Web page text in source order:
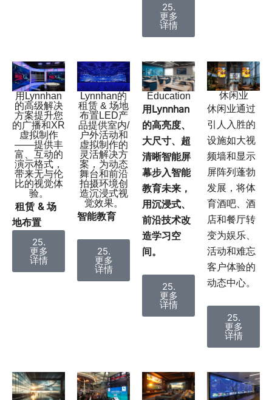
25.
更多
详情
用Lynnhan
的高级解决
方案提升您
的广播和XR
虚拟制作
——提供丰
富、互动的
演示格式，
带来无与伦
比的视觉体
验。
租赁 & 场
地布置
25.
更多
详情
Lynnhan的
租赁 & 场地
布置LED产
品提供室内/
户外活动和
虚拟制作的
灵活解决方
案，为动态
舞台和前沿
拍摄环境创
造沉浸式视
觉效果。
智能教育
25.
更多
详情
Education
用Lynnhan
的高亮度、
大尺寸、超
清晰智能屏
幕步入智能
教育未来，
用沉浸式、
前沿技术改
造学习空
间。
25.
更多
详情
休闲业
休闲业通过
引人入胜的
设施如大视
频墙和显示
屏阵列蓬勃
发展，将体
育酒吧、酒
店和餐厅转
变为娱乐、
活动和难忘
客户体验的
动态中心。
25.
更多
详情